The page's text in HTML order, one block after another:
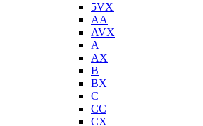
5VX
AA
AVX
A
AX
B
BX
C
CC
CX